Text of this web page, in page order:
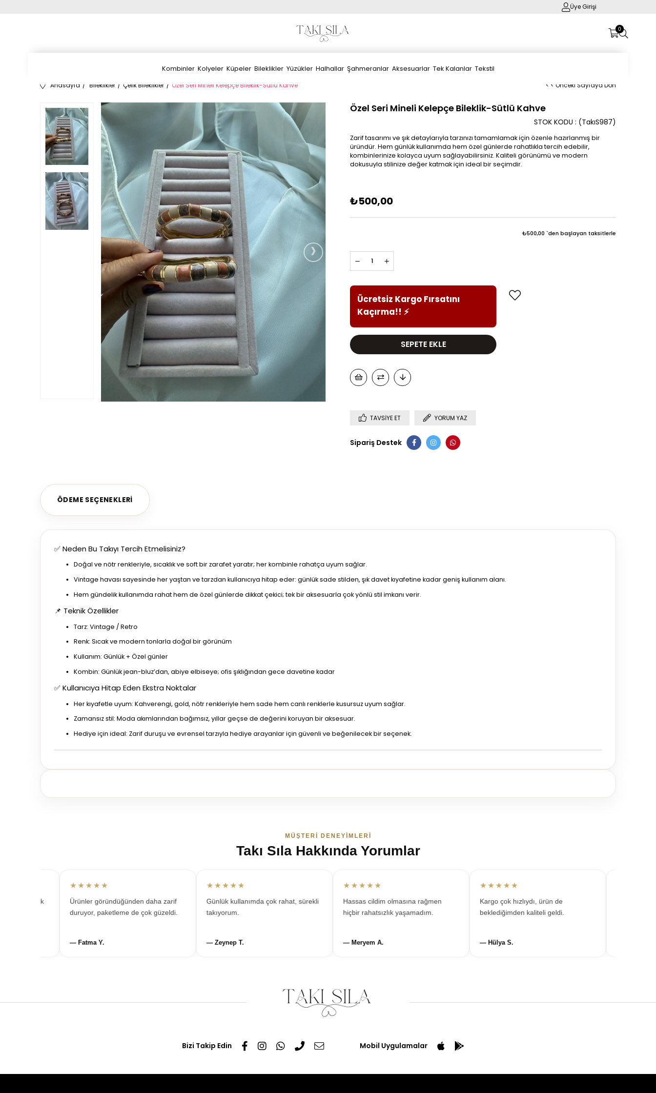
Üye Girişi
0
Kombinler Kolyeler Küpeler Bileklikler Yüzükler Halhallar Şahmeranlar Aksesuarlar Tek Kalanlar Tekstil
Anasayfa Bileklikler Çelik Bileklikler Özel Seri Mineli Kelepçe Bileklik-Sütlü Kahve < < Önceki Sayfaya Dön
›
Özel Seri Mineli Kelepçe Bileklik-Sütlü Kahve
(TakıS987)
STOK KODU
Zarif tasarımı ve şık detaylarıyla tarzınızı tamamlamak için özenle hazırlanmış bir
üründür. Hem günlük kullanımda hem özel günlerde rahatlıkla tercih edebilir,
kombinlerinize kolayca uyum sağlayabilirsiniz. Kaliteli görünümü ve modern
dokusuyla stilinize değer katmak için ideal bir seçimdir.
₺500,00
₺500,00 `den başlayan taksitlerle
Ücretsiz Kargo Fırsatını
Kaçırma!! ⚡
TAVSIYE ET YORUM YAZ
Sipariş Destek
ÖDEME SEÇENEKLERI
✅ Neden Bu Takıyı Tercih Etmelisiniz?
Doğal ve nötr renkleriyle, sıcaklık ve soft bir zarafet yaratır; her kombinle rahatça uyum sağlar.
Vintage havası sayesinde her yaştan ve tarzdan kullanıcıya hitap eder: günlük sade stilden, şık davet kıyafetine kadar geniş kullanım alanı.
Hem gündelik kullanımda rahat hem de özel günlerde dikkat çekici; tek bir aksesuarla çok yönlü stil imkanı verir.
📌 Teknik Özellikler
Tarz: Vintage / Retro
Renk: Sıcak ve modern tonlarla doğal bir görünüm
Kullanım: Günlük + Özel günler
Kombin: Günlük jean-bluz’dan, abiye elbiseye; ofis şıklığından gece davetine kadar
✅ Kullanıcıya Hitap Eden Ekstra Noktalar
Her kıyafetle uyum: Kahverengi, gold, nötr renkleriyle hem sade hem canlı renklerle kusursuz uyum sağlar.
Zamansız stil: Moda akımlarından bağımsız, yıllar geçse de değerini koruyan bir aksesuar.
Hediye için ideal: Zarif duruşu ve evrensel tarzıyla hediye arayanlar için güvenli ve beğenilecek bir seçenek.
MÜŞTERI DENEYIMLERI
Takı Sıla Hakkında Yorumlar
★★★★★
Ürünler göründüğünden daha zarif
duruyor, paketleme de çok güzeldi.
— Fatma Y.
★★★★★
Günlük kullanımda çok rahat, sürekli
takıyorum.
— Zeynep T.
★★★★★
Hassas cildim olmasına rağmen
hiçbir rahatsızlık yaşamadım.
— Meryem A.
★★★★★
Kargo çok hızlıydı, ürün de
beklediğimden kaliteli geldi.
— Hülya S.
Bizi Takip Edin Mobil Uygulamalar